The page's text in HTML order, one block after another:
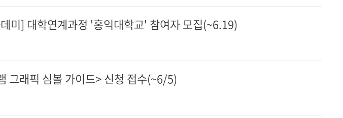
미] 대학연계과정 '홍익대학교' 참여자 모집(~6.19)
그래픽 심볼 가이드> 신청 접수(~6/5)